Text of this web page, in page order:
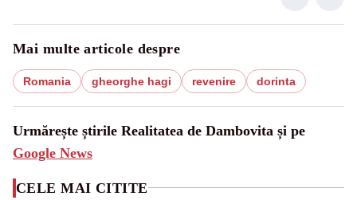
Mai multe articole despre
Romania gheorghe hagi revenire dorinta
Urmărește știrile Realitatea de Dambovita și pe
Google News
CELE MAI CITITE